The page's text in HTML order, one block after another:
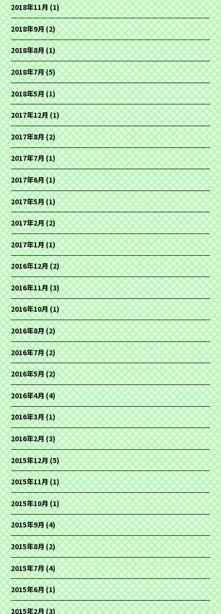
2018年11月(1)
2018年9月(2)
2018年8月(1)
2018年7月(5)
2018年5月(1)
2017年12月(1)
2017年8月(2)
2017年7月(1)
2017年6月(1)
2017年5月(1)
2017年2月(2)
2017年1月(1)
2016年12月(2)
2016年11月(3)
2016年10月(1)
2016年8月(2)
2016年7月(2)
2016年5月(2)
2016年4月(4)
2016年3月(1)
2016年2月(3)
2015年12月(5)
2015年11月(1)
2015年10月(1)
2015年9月(4)
2015年8月(2)
2015年7月(4)
2015年6月(1)
2015年2月(3)